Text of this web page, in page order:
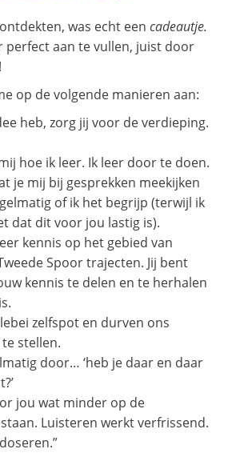
was echt een cadeautje.
perfect aan te vullen, juist door
op de volgende manieren aan:
heb, zorg jij voor de verdieping.
hoe ik leer. Ik leer door te doen.
je mij bij gesprekken meekijken
of ik het begrijp (terwijl ik
dat dit voor jou lastig is).
kennis op het gebied van
Spoor trajecten. Jij bent
kennis te delen en te herhalen
zelfspot en durven ons
stellen.
door… ‘heb je daar en daar
jou wat minder op de
Luisteren werkt verfrissend.